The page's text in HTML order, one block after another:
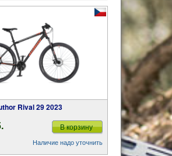
Rival 29 2023
В корзину
Наличие надо уточнить